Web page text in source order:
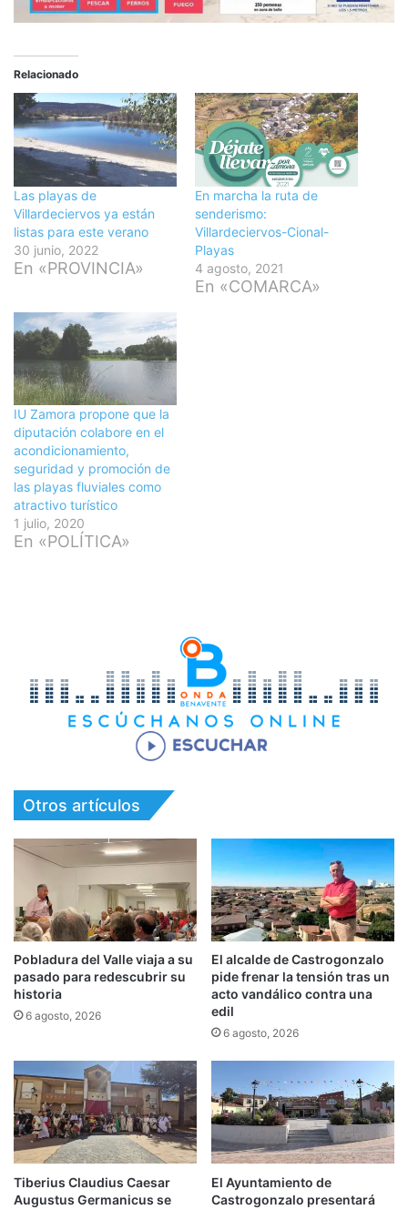
Relacionado
Las playas de
Villardeciervos ya están
listas para este verano
30 junio, 2022
En «PROVINCIA»
En marcha la ruta de
senderismo:
Villardeciervos-Cional-
Playas
4 agosto, 2021
En «COMARCA»
IU Zamora propone que la
diputación colabore en el
acondicionamiento,
seguridad y promoción de
las playas fluviales como
atractivo turístico
1 julio, 2020
En «POLÍTICA»
Otros artículos
Pobladura del Valle viaja a su
pasado para redescubrir su
historia
6 agosto, 2026
El alcalde de Castrogonzalo
pide frenar la tensión tras un
acto vandálico contra una
edil
6 agosto, 2026
Tiberius Claudius Caesar
Augustus Germanicus se
El Ayuntamiento de
Castrogonzalo presentará